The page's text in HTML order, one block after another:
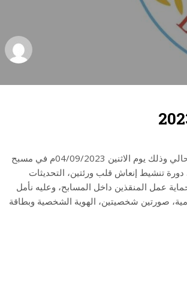
أعلنت لجنة الإنقاذ عن موعد عقد الدورة التنشيطية الرابعة للمنقذين للعام الحالي وذلك يوم الاثنين 04/09/2023م في مسبح
تنشيط إنعاش قلب ورئتين، التحديثات
عمل المنقذين داخل المسابح، وعليه نأمل
صورتين شخصيتين، الهوية الشخصية وبطاقة